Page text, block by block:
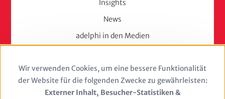
Insights
News
adelphi in den Medien
KarriereUse
Wir verwenden Cookies, um eine bessere Funktionalität
der Website für die folgenden Zwecke zu gewährleisten:
Externer Inhalt, Besucher-Statistiken &